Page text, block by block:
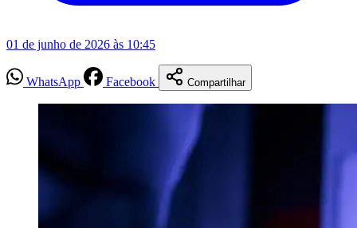
01 de junho de 2026 às 10:45
WhatsApp Facebook Compartilhar